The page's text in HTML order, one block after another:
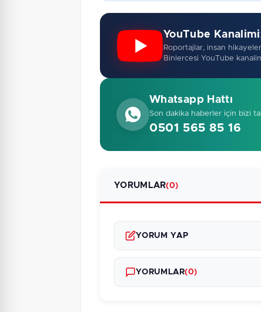
YouTube
Roportajlar, insan
Binlercesi YouTube
Whatsapp Hattı
Son dakika haberler için bizi
0501 565 85 16
YORUMLAR(0)
YORUM YAP
YORUMLAR(0)